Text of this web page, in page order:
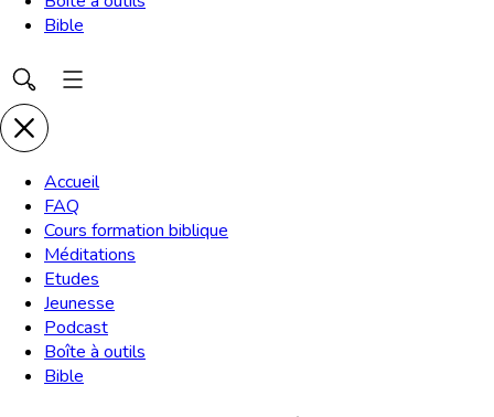
Bible
Accueil
FAQ
Cours formation biblique
Méditations
Etudes
Jeunesse
Podcast
Boîte à outils
Bible